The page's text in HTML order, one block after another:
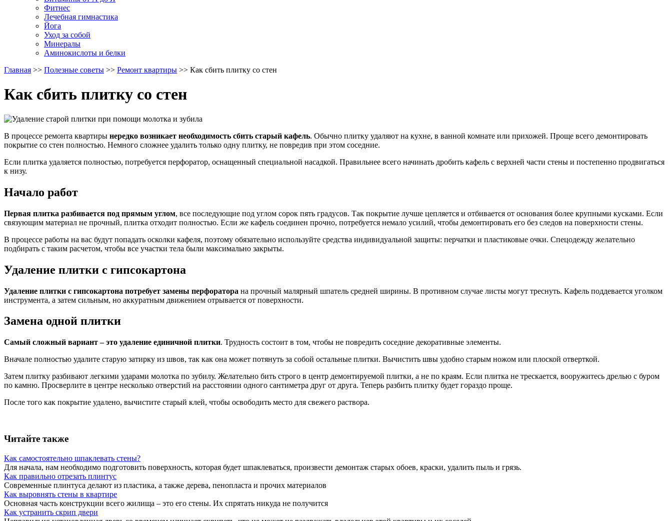
Фитнес
Лечебная гимнастика
Йога
Уход за собой
Минералы
Аминокислоты и белки
Главная >> Полезные советы >> Ремонт квартиры >> Как сбить плитку со стен
Как сбить плитку со стен
В процессе ремонта квартиры нередко возникает необходимость сбить старый кафель. Обычно плитку удаляют на кухне, в ванной комнате или прихожей. Проще всего демонтировать
покрытие со стен полностью. Немного сложнее удалить только одну плитку, не повредив при этом соседние.
Если плитка удаляется полностью, потребуется перфоратор, оснащенный специальной насадкой. Правильнее всего начинать дробить кафель с верхней части стены и постепенно продвигаться
к низу.
Начало работ
Первая плитка разбивается под прямым углом, все последующие под углом сорок пять градусов. Так покрытие лучше цепляется и отбивается от основания более крупными кусками. Если
связующим материал не прочный, плитка отходит полностью. Если же кафель соединен прочно, потребуется немало усилий, чтобы демонтировать его без следов на поверхности стены.
В процессе работы на вас будут попадать осколки кафеля, поэтому обязательно используйте средства индивидуальной защиты: перчатки и пластиковые очки. Спецодежду желательно
подбирать с таким расчетом, чтобы все участки тела были максимально закрыты.
Удаление плитки с гипсокартона
Удаление плитки с гипсокартона потребует замены перфоратора на прочный малярный шпатель средней ширины. В противном случае листы могут треснуть. Кафель поддевается уголком
инструмента, а затем сильным, но аккуратным движением отрывается от поверхности.
Замена одной плитки
Самый сложный вариант – это удаление единичной плитки. Трудность состоит в том, чтобы не повредить соседние декоративные элементы.
Вначале полностью удалите старую затирку из швов, так как она может потянуть за собой остальные плитки. Вычистить швы удобно старым ножом или плоской отверткой.
Затем плитку разбивают легкими ударами молотка по зубилу. Желательно бить строго в центр демонтируемой плитки, а не по краям. Если плитка не трескается, вооружитесь дрелью с буром
по камню. Просверлите в центре несколько отверстий на расстоянии одного сантиметра друг от друга. Теперь разбить плитку будет гораздо проще.
После того как покрытие удалено, вычистите старый клей, чтобы освободить место для свежего раствора.
Читайте также
Как самостоятельно шпаклевать стены?
Для начала, нам необходимо подготовить поверхность, которая будет шпаклеваться, произвести демонтаж старых обоев, краски, удалить пыль и грязь.
Как правильно отрезать плинтус
Современные плинтуса делают из пластика, а также дерева, пенопласта и прочих материалов
Как выровнять стены в квартире
Основная часть конструкции всего жилища – это его стены. Их спрятать никуда не получится
Как устранить скрип двери